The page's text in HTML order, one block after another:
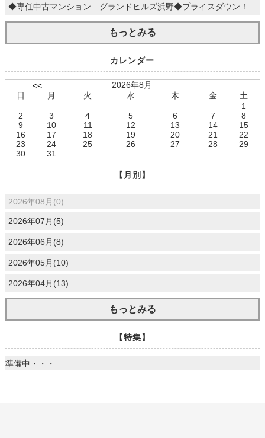
◆専任中古マンション グランドヒルズ浜野◆プライスダウン！
もっとみる
カレンダー
<<
2026年8月
日
月 火 水 木 金
土
1
2
3 4 5 6 7
8
9
10 11 12 13 14
15
16
17 18 19 20 21
22
23
24 25 26 27 28
29
30
31
【月別】
2026年08月(0)
2026年07月(5)
2026年06月(8)
2026年05月(10)
2026年04月(13)
もっとみる
【特集】
準備中・・・